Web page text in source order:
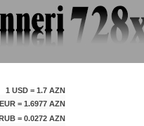
1 USD = 1.7 AZN
= 1.6977 AZN
= 0.0272 AZN